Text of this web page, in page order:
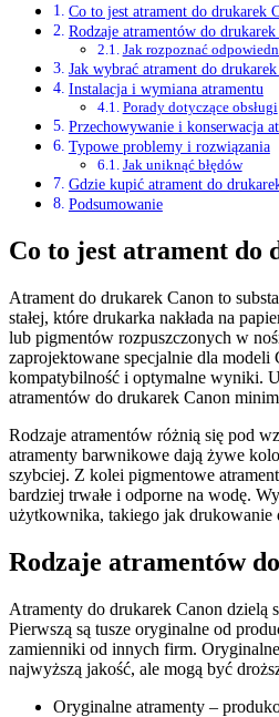
Co to jest atrament do drukarek
Rodzaje atramentów do drukarek
Jak rozpoznać
Jak wybrać atrament do drukarek
Instalacja i wymiana atramentu
Porady dotyczące obsługi
Przechowywanie i konserwacja
Typowe problemy i rozwiązania
Jak uniknąć błędów
Gdzie kupić atrament do
Podsumowanie
Co to jest atrament do
Atrament do drukarek Canon to
stałej, które drukarka nakłada na
lub pigmentów rozpuszczonych w
zaprojektowane specjalnie dla modeli
kompatybilność i optymalne wyniki.
atramentów do drukarek Canon
Rodzaje atramentów różnią się pod
atramenty barwnikowe dają żywe
szybciej. Z kolei pigmentowe
bardziej trwałe i odporne na wodę.
użytkownika, takiego jak
Rodzaje atramentów
Atramenty do drukarek Canon dzielą
Pierwszą są tusze oryginalne od
zamienniki od innych firm.
najwyższą jakość, ale mogą być
Oryginalne atramenty –